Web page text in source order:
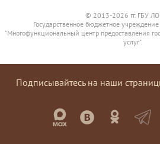
© 2013-2026 гг. ГБУ
Государственное бюджетное
"Многофункциональный центр предоставления
услуг".
Подписывайтесь на наши